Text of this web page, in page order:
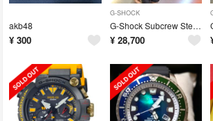
akb48
¥ 300
G-SHOCK
G-Shock Subcrew Steve Caballero 2020
¥ 28,700